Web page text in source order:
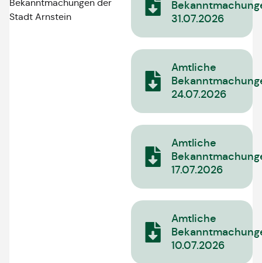
Bekanntmachungen der
Stadt Arnstein
31.07.2026
Amtliche
24.07.2026
Amtliche
17.07.2026
Amtliche
10.07.2026